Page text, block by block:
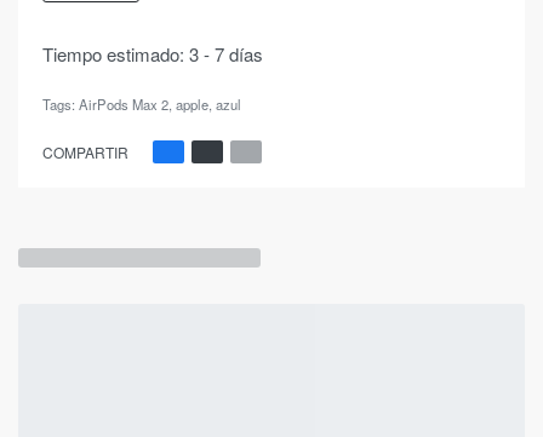
Tiempo estimado: 3 - 7 días
Tags: AirPods Max 2, apple, azul
COMPARTIR